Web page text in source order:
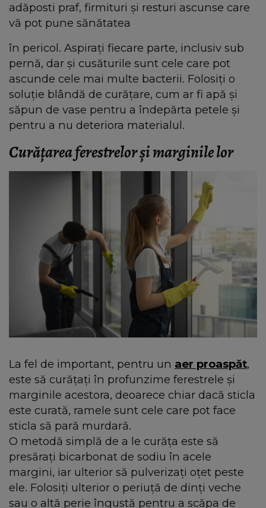
adăposti praf, firmituri și resturi ascunse care
vă pot pune sănătatea
în pericol. Aspirați fiecare parte, inclusiv sub
pernă, dar și cusăturile sunt cele care pot
ascunde cele mai multe bacterii. Folosiți o
soluție blândă de curățare, cum ar fi apă și
săpun de vase pentru a îndepărta petele și
pentru a nu deteriora materialul.
Curățarea ferestrelor și marginile lor
La fel de important, pentru un aer proaspăt,
este să curățați în profunzime ferestrele și
marginile acestora, deoarece chiar dacă sticla
este curată, ramele sunt cele care pot face
sticla să pară murdară.
O metodă simplă de a le curăța este să
presărați bicarbonat de sodiu în acele
margini, iar ulterior să pulverizați oțet peste
ele. Folosiți ulterior o periuță de dinți veche
sau o altă perie îngustă pentru a scăpa de